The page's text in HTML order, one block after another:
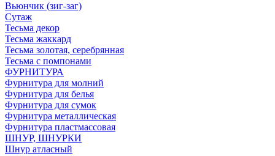
Вьюнчик (зиг-заг)
Сутаж
Тесьма декор
Тесьма жаккард
Тесьма золотая, серебрянная
Тесьма с помпонами
ФУРНИТУРА
Фурнитура для молний
Фурнитура для белья
Фурнитура для сумок
Фурнитура металлическая
Фурнитура пластмассовая
ШНУР, ШНУРКИ
Шнур атласный